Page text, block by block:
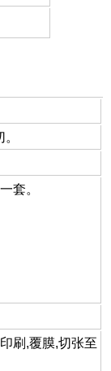
套。
刷,覆膜,切张至